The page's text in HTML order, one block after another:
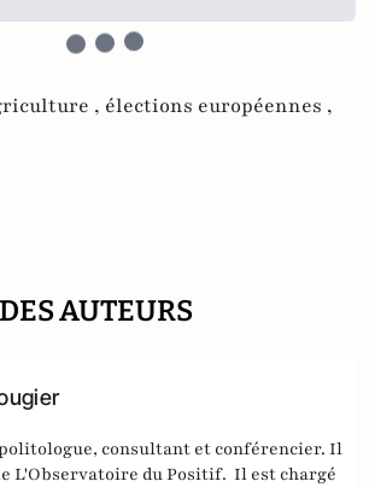
, élections européennes ,
AUTEURS
consultant et conférencier. Il
L'Observatoire du Positif. Il est chargé